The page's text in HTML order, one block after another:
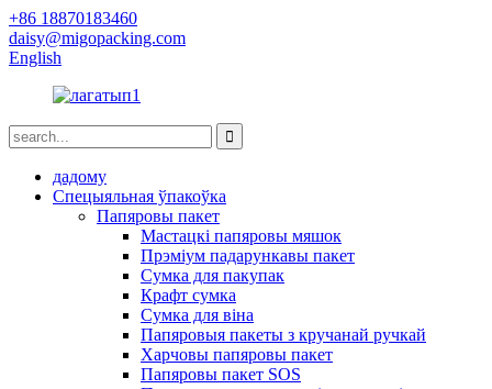
+86 18870183460
daisy@migopacking.com
English
дадому
Спецыяльная ўпакоўка
Папяровы пакет
Мастацкі папяровы мяшок
Прэміум падарункавы пакет
Сумка для пакупак
Крафт сумка
Сумка для віна
Папяровыя пакеты з кручанай ручкай
Харчовы папяровы пакет
Папяровы пакет SOS